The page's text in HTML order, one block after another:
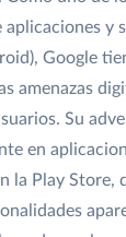
aplicaciones y
Google
amenazas
Su
en
la Play Store,